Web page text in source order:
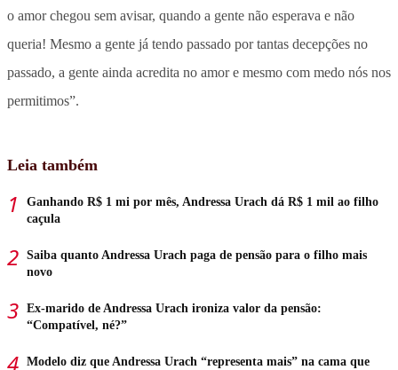
o amor chegou sem avisar, quando a gente não esperava e não
queria! Mesmo a gente já tendo passado por tantas decepções no
passado, a gente ainda acredita no amor e mesmo com medo nós nos
permitimos”.
Leia também
Ganhando R$ 1 mi por mês, Andressa Urach dá R$ 1 mil ao filho
caçula
Saiba quanto Andressa Urach paga de pensão para o filho mais
novo
Ex-marido de Andressa Urach ironiza valor da pensão:
“Compatível, né?”
Modelo diz que Andressa Urach “representa mais” na cama que